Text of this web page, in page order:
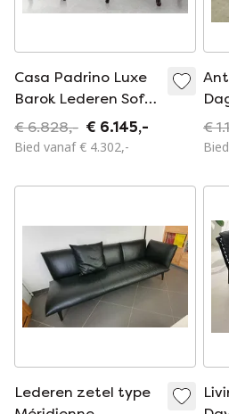
Casa Padrino Luxe
Barok Lederen Sofa
Zwart / Groen /
Bruin - Prachtige
Met Hoogwaardig
€ 6.828,- € 6.145,-
Bied vanaf € 4.302,-
€
Lederen zetel type